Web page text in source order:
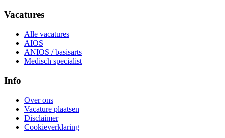
Vacatures
Alle vacatures
AIOS
ANIOS / basisarts
Medisch specialist
Info
Over ons
Vacature plaatsen
Disclaimer
Cookieverklaring